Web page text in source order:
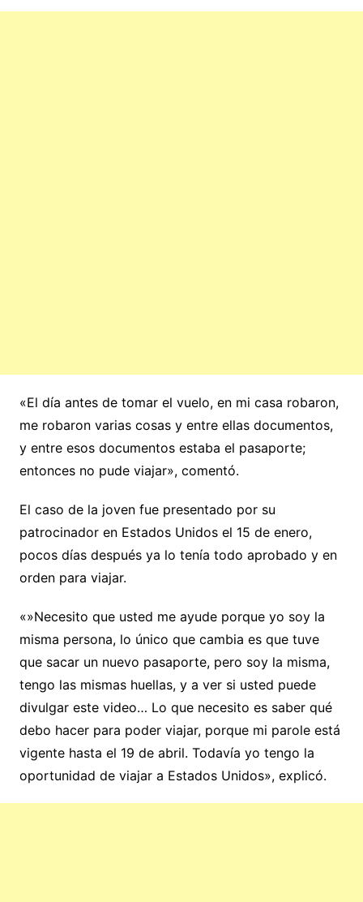
«El día antes de tomar el vuelo, en mi casa robaron,
me robaron varias cosas y entre ellas documentos,
y entre esos documentos estaba el pasaporte;
entonces no pude viajar», comentó.
El caso de la joven fue presentado por su
patrocinador en Estados Unidos el 15 de enero,
pocos días después ya lo tenía todo aprobado y en
orden para viajar.
«»Necesito que usted me ayude porque yo soy la
misma persona, lo único que cambia es que tuve
que sacar un nuevo pasaporte, pero soy la misma,
tengo las mismas huellas, y a ver si usted puede
divulgar este video… Lo que necesito es saber qué
debo hacer para poder viajar, porque mi parole está
vigente hasta el 19 de abril. Todavía yo tengo la
oportunidad de viajar a Estados Unidos», explicó.